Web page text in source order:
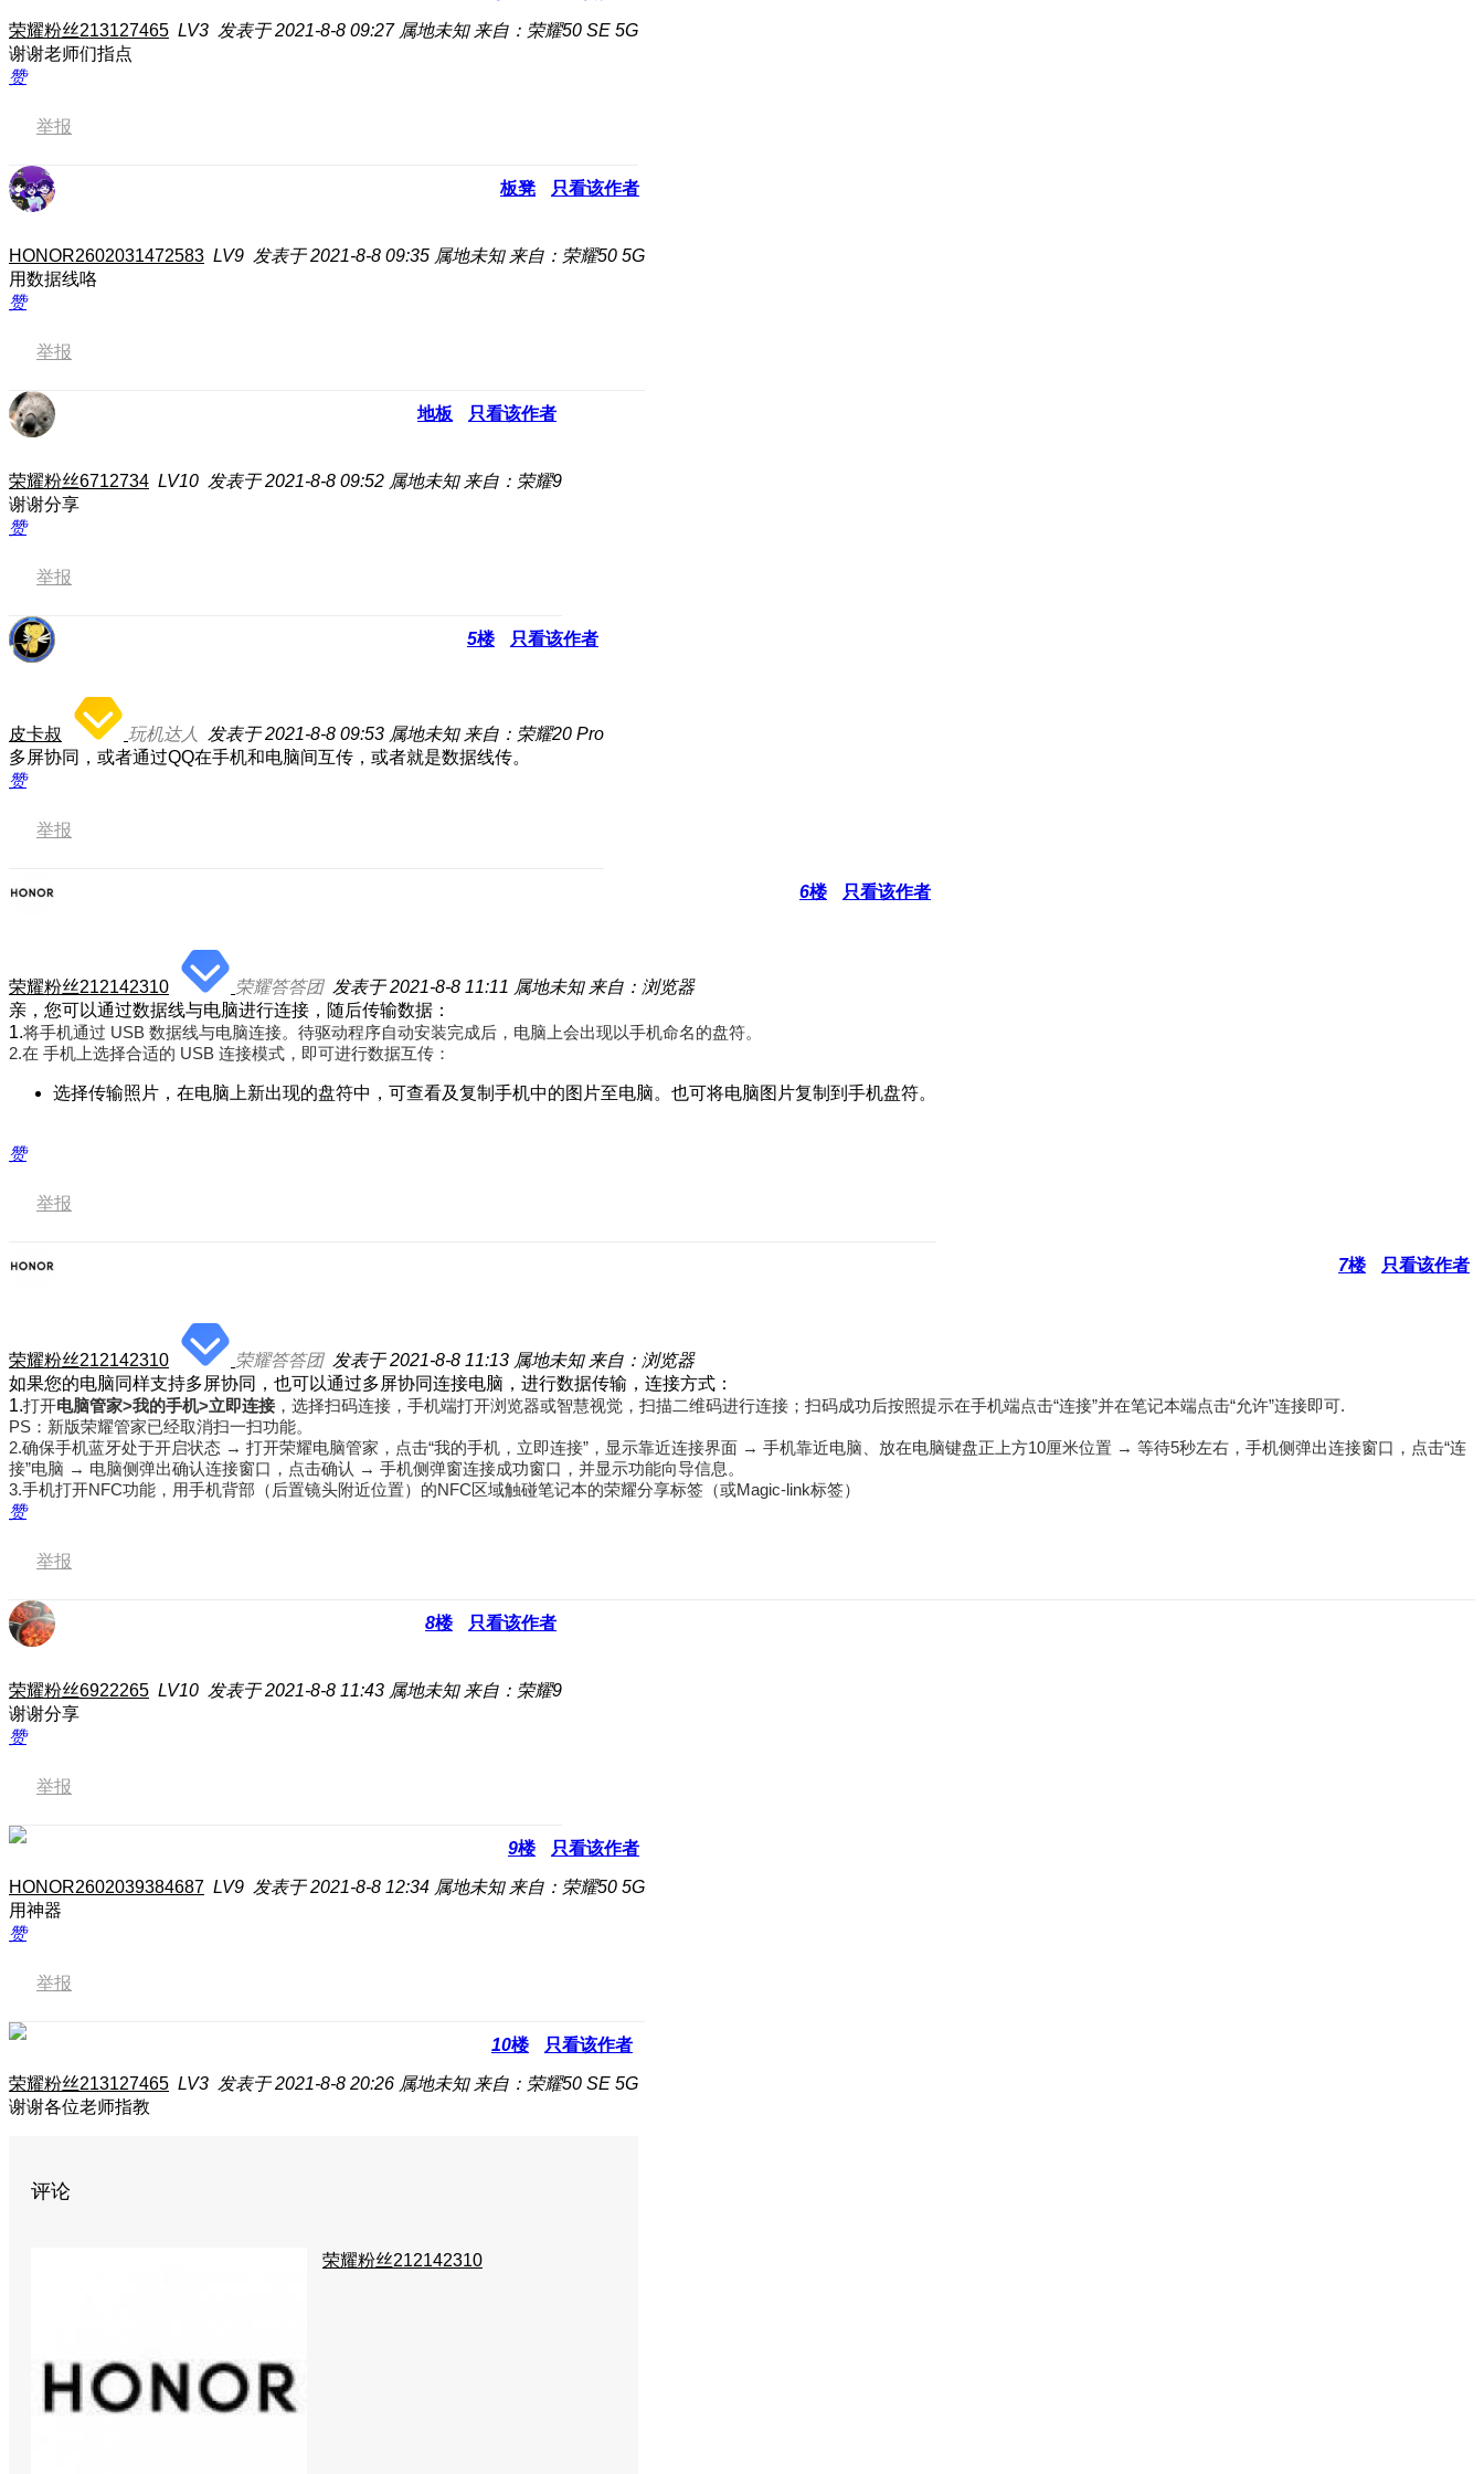
荣耀粉丝213127465 LV3 发表于 2021-8-8 09:27 属地未知 来自：荣耀50 SE 5G
谢谢老师们指点
赞
举报
板凳 只看该作者
HONOR2602031472583 LV9 发表于 2021-8-8 09:35 属地未知 来自：荣耀50 5G
用数据线咯
赞
举报
地板 只看该作者
荣耀粉丝6712734 LV10 发表于 2021-8-8 09:52 属地未知 来自：荣耀9
谢谢分享
赞
举报
5楼 只看该作者
皮卡叔 玩机达人 发表于 2021-8-8 09:53 属地未知 来自：荣耀20 Pro
多屏协同，或者通过QQ在手机和电脑间互传，或者就是数据线传。
赞
举报
6楼 只看该作者
荣耀粉丝212142310 荣耀答答团 发表于 2021-8-8 11:11 属地未知 来自：浏览器
亲，您可以通过数据线与电脑进行连接，随后传输数据：
1.将手机通过 USB 数据线与电脑连接。待驱动程序自动安装完成后，电脑上会出现以手机命名的盘符。
2.在 手机 上选择合适的 USB 连接模式，即可进行数据互传：
选择传输照片，在电脑上新出现的盘符中，可查看及复制手机中的图片至电脑。也可将电脑图片复制到手机盘符。
赞
举报
7楼 只看该作者
荣耀粉丝212142310 荣耀答答团 发表于 2021-8-8 11:13 属地未知 来自：浏览器
如果您的电脑同样支持多屏协同，也可以通过多屏协同连接电脑，进行数据传输，连接方式：
1.打开电脑管家>我的手机>立即连接 ，选择扫码连接，手机端打开浏览器或智慧视觉，扫描二维码进行连接；扫码成功后按照提示在手机端点击“连接”并在笔记本端点击“允许”连接即可.
PS： 新版荣耀管家已经取消扫一扫功能。
2.确保手机蓝牙处于开启状态 → 打开荣耀电脑管家，点击“我的手机，立即连接”，显示靠近连接界面 → 手机靠近电脑、放在电脑键盘正上方10厘米位置 → 等待5秒左右，手机侧弹出连接窗口，点击“连
接”电脑 → 电脑侧弹出确认连接窗口，点击确认 → 手机侧弹窗连接成功窗口，并显示功能向导信息。
3.手机打开NFC功能，用手机背部（后置镜头附近位置）的NFC区域触碰笔记本的荣耀分享标签（或Magic-link标签）
赞
举报
8楼 只看该作者
荣耀粉丝6922265 LV10 发表于 2021-8-8 11:43 属地未知 来自：荣耀9
谢谢分享
赞
举报
9楼 只看该作者
HONOR2602039384687 LV9 发表于 2021-8-8 12:34 属地未知 来自：荣耀50 5G
用神器
赞
举报
10楼 只看该作者
荣耀粉丝213127465 LV3 发表于 2021-8-8 20:26 属地未知 来自：荣耀50 SE 5G
谢谢各位老师指教
评论
荣耀粉丝212142310